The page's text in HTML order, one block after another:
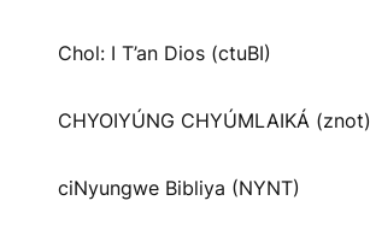
Chol: I T’an Dios (ctuBI)
CHYOIYÚNG CHYÚMLAIKÁ (znot)
ciNyungwe Bibliya (NYNT)